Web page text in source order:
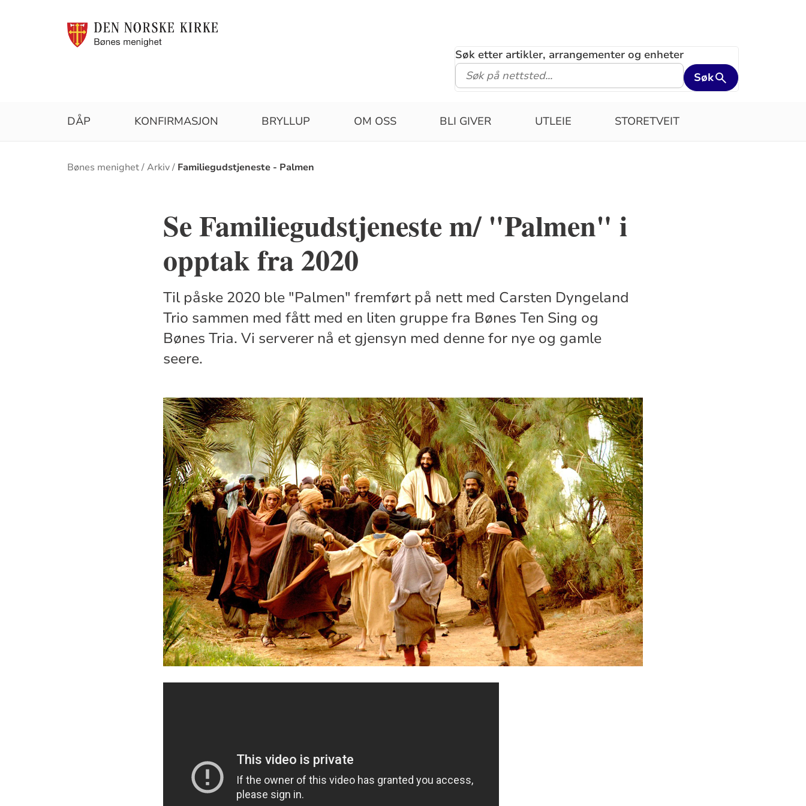
Søk etter artikler, arrangementer og enheter
Søk
DÅP KONFIRMASJON BRYLLUP OM OSS BLI GIVER UTLEIE STORETVEIT
Brødsmulesti
Bønes menighet Arkiv Familiegudstjeneste - Palmen
Se Familiegudstjeneste m/ "Palmen" i
opptak fra 2020
Til påske 2020 ble "Palmen" fremført på nett med Carsten Dyngeland
Trio sammen med fått med en liten gruppe fra Bønes Ten Sing og
Bønes Tria. Vi serverer nå et gjensyn med denne for nye og gamle
seere.